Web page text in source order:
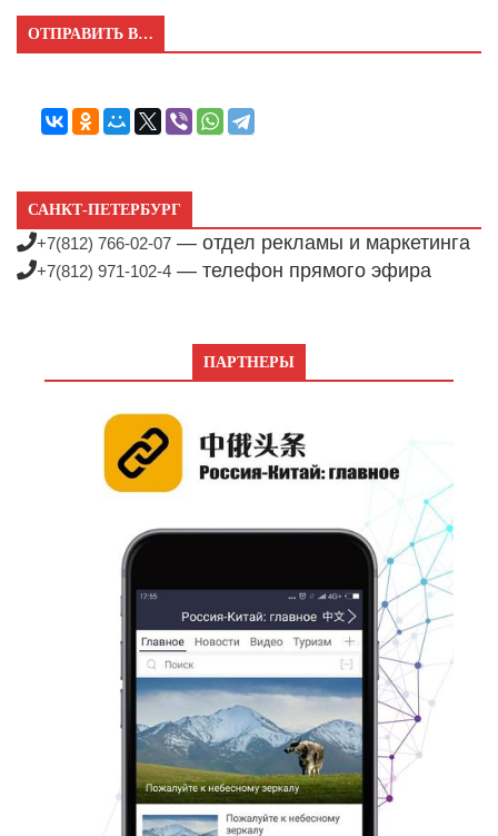
ОТПРАВИТЬ В…
САНКТ-ПЕТЕРБУРГ
+7(812) 766-02-07 — отдел рекламы и маркетинга
+7(812) 971-102-4 — телефон прямого эфира
ПАРТНЕРЫ